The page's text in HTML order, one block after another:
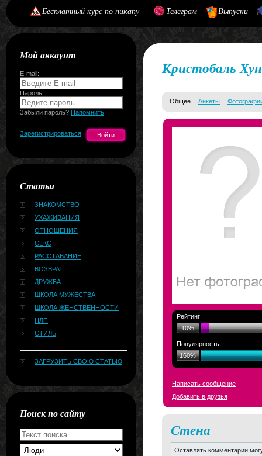
Бесплатный курс по пикапу Телеграм Выпуски
Мой аккаунт
E-mail:
Пароль:
Забыли пароль? Напомнить
Зарегистрироваться
Статьи
ЗНАКОМСТВО
УХАЖИВАНИЯ
ОТНОШЕНИЯ
СЕКС
РАССТАВАНИЕ
ВОЗВРАТ
ДРУЖБА
ШКОЛА МУЖЕСТВА
ШКОЛА ЖЕНСТВЕННОСТИ
НЛП
СТИЛЬ
ЗАГРУЗИТЬ СВОЮ СТАТЬЮ
Поиск по сайту
Кристобаль
Общее Анкеты
Рейтинг
10%
Популярность
160%
Написать сообщение
Добавить в друзья
Стена
Оставлять комментарии